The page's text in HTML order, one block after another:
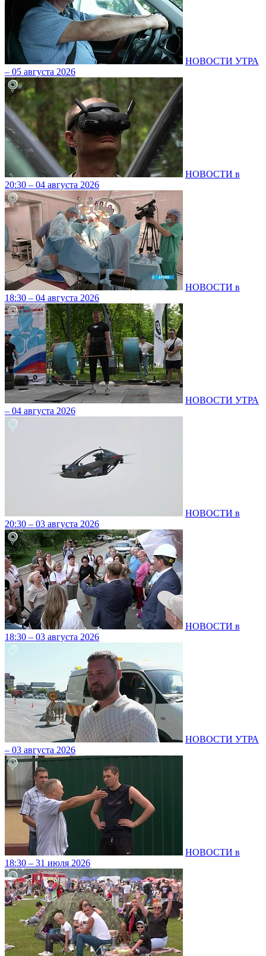
НОВОСТИ УТРА
– 05 августа 2026
НОВОСТИ в
20:30 – 04 августа 2026
НОВОСТИ в
18:30 – 04 августа 2026
НОВОСТИ УТРА
– 04 августа 2026
НОВОСТИ в
20:30 – 03 августа 2026
НОВОСТИ в
18:30 – 03 августа 2026
НОВОСТИ УТРА
– 03 августа 2026
НОВОСТИ в
18:30 – 31 июля 2026